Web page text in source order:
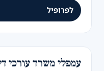
לפרופיל
עמפלי משרד עורכי